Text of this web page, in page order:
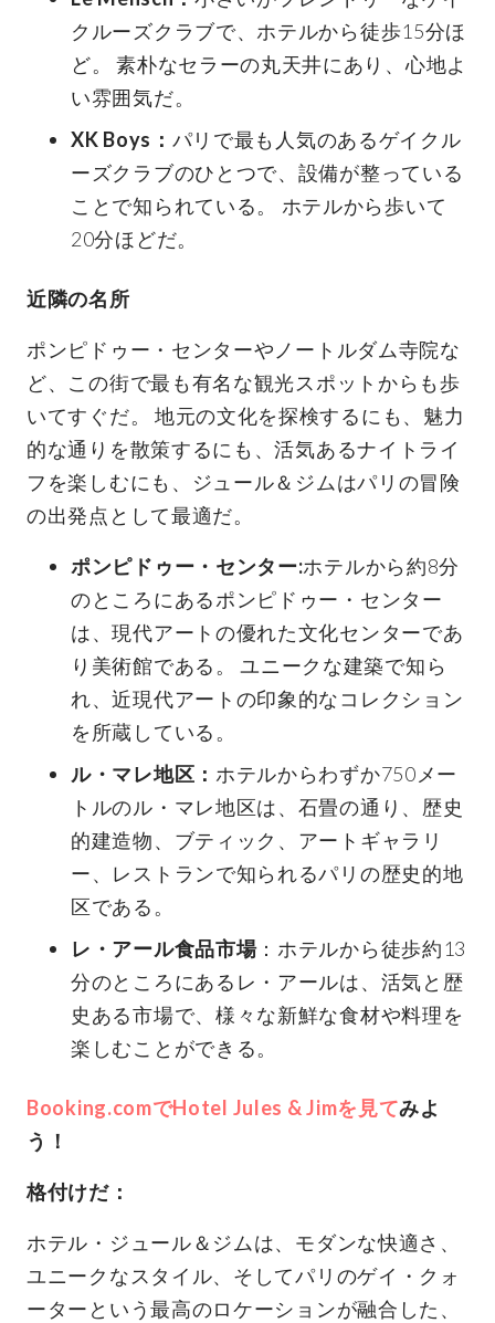
クルーズクラブで、ホテルから徒歩15分ほ
ど。 素朴なセラーの丸天井にあり、心地よ
い雰囲気だ。
XK Boys： パリで最も人気のあるゲイクル
ーズクラブのひとつで、設備が整っている
ことで知られている。 ホテルから歩いて
20分ほどだ。
近隣の名所
ポンピドゥー・センターやノートルダム寺院な
ど、この街で最も有名な観光スポットからも歩
いてすぐだ。 地元の文化を探検するにも、魅力
的な通りを散策するにも、活気あるナイトライ
フを楽しむにも、ジュール＆ジムはパリの冒険
の出発点として最適だ。
ポンピドゥー・センター:ホテルから約8分
のところにあるポンピドゥー・センター
は、現代アートの優れた文化センターであ
り美術館である。 ユニークな建築で知ら
れ、近現代アートの印象的なコレクション
を所蔵している。
ル・マレ地区： ホテルからわずか750メー
トルのル・マレ地区は、石畳の通り、歴史
的建造物、ブティック、アートギャラリ
ー、レストランで知られるパリの歴史的地
区である。
レ・アール食品市場：ホテルから徒歩約13
分のところにあるレ・アールは、活気と歴
史ある市場で、様々な新鮮な食材や料理を
楽しむことができる。
Booking.comでHotel Jules & Jimを見てみよ
う！
格付けだ：
ホテル・ジュール＆ジムは、モダンな快適さ、
ユニークなスタイル、そしてパリのゲイ・クォ
ーターという最高のロケーションが融合した、